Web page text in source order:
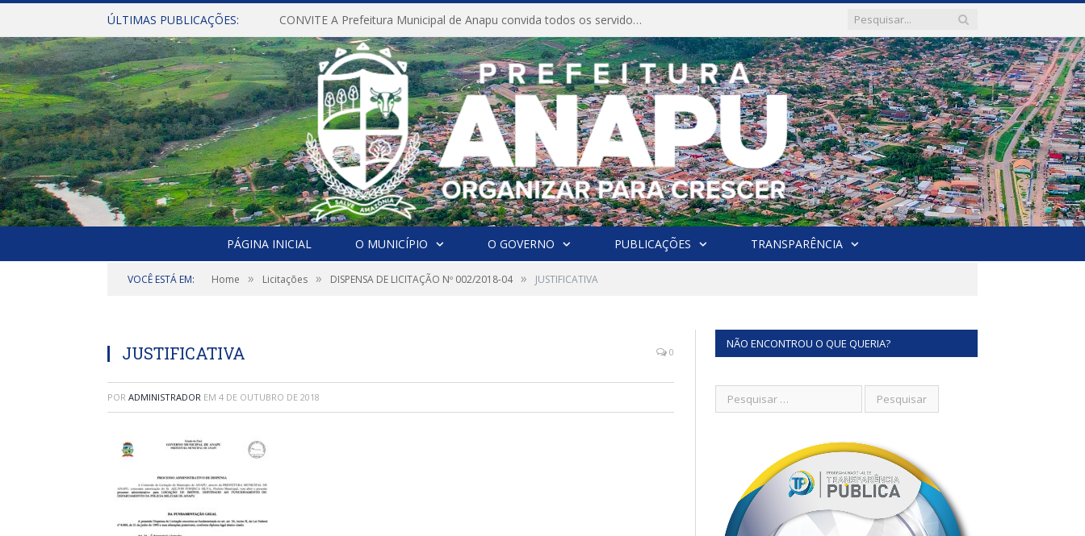
ÚLTIMAS PUBLICAÇÕES: CONVITE A Prefeitura Municipal de Anapu convida todos os servidores públicos municipais para participarem da Audiência Pública de discussão da Lei de Diretrizes Orçamentárias (LDO), importante instrumento de planejamento das ações e investimentos da Administração Pública para o próximo exercício financeiro.
PÁGINA INICIAL O MUNICÍPIO O GOVERNO PUBLICAÇÕES TRANSPARÊNCIA
VOCÊ ESTÁ EM: Home » Licitações » DISPENSA DE LICITAÇÃO Nº 002/2018-04 » JUSTIFICATIVA
JUSTIFICATIVA 0
POR ADMINISTRADOR EM 4 DE OUTUBRO DE 2018
NÃO ENCONTROU O QUE QUERIA?